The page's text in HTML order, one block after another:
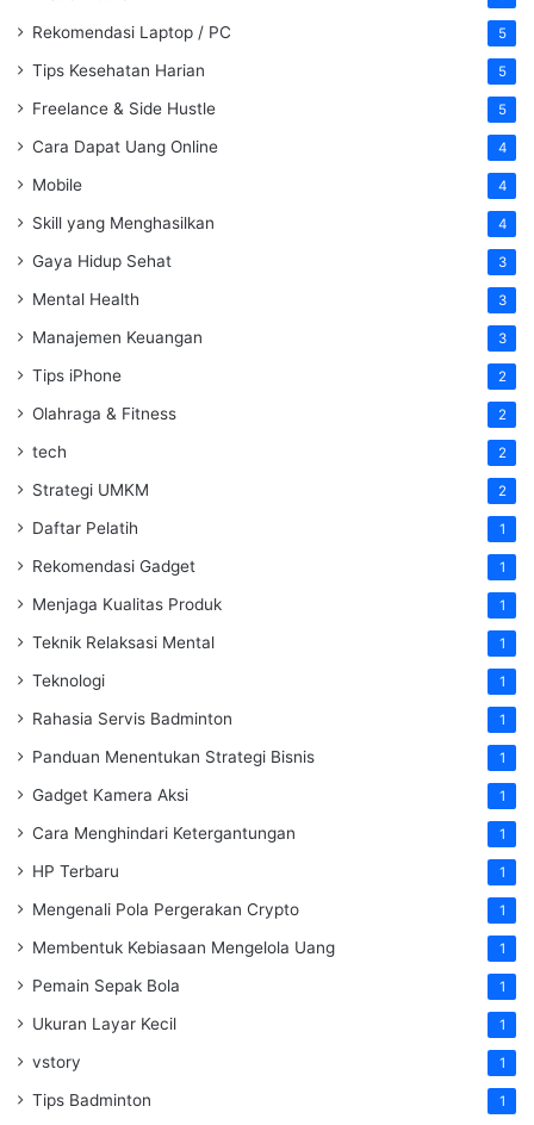
Rekomendasi Laptop / PC 5
Tips Kesehatan Harian 5
Freelance & Side Hustle 5
Cara Dapat Uang Online 4
Mobile 4
Skill yang Menghasilkan 4
Gaya Hidup Sehat 3
Mental Health 3
Manajemen Keuangan 3
Tips iPhone 2
Olahraga & Fitness 2
tech 2
Strategi UMKM 2
Daftar Pelatih 1
Rekomendasi Gadget 1
Menjaga Kualitas Produk 1
Teknik Relaksasi Mental 1
Teknologi 1
Rahasia Servis Badminton 1
Panduan Menentukan Strategi Bisnis 1
Gadget Kamera Aksi 1
Cara Menghindari Ketergantungan 1
HP Terbaru 1
Mengenali Pola Pergerakan Crypto 1
Membentuk Kebiasaan Mengelola Uang 1
Pemain Sepak Bola 1
Ukuran Layar Kecil 1
vstory 1
Tips Badminton 1